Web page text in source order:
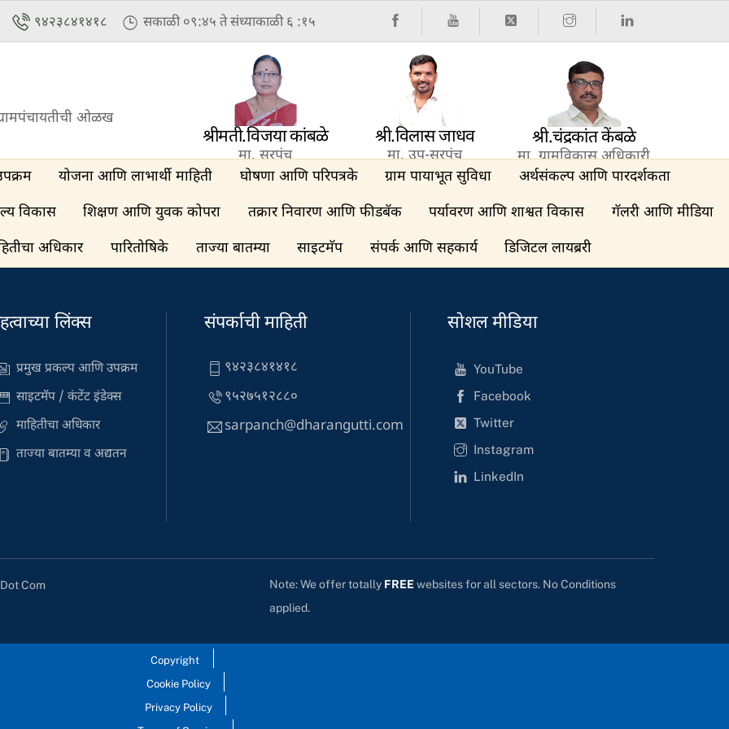
९४२३८४१४१८ सकाळी ०९:४५ ते संध्याकाळी ६ :१५
ओळख
श्रीमती.विजया कांबळे
मा. सरपंच
श्री.विलास जाधव
मा. उप-सरपंच
श्री.चंद्रकांत केंबळे
मा. ग्रामविकास अधिकारी
योजना आणि लाभार्थी माहिती घोषणा आणि परिपत्रके ग्राम पायाभूत सुविधा
अर्थसंकल्प आणि पारदर्शकता
विकास
शिक्षण आणि युवक कोपरा तक्रार निवारण आणि फीडबॅक पर्यावरण आणि शाश्वत विकास
गॅलरी आणि मीडिया
अधिकार
पारितोषिके ताज्या बातम्या साइटमॅप संपर्क आणि सहकार्य डिजिटल लायब्ररी
लिंक्स
प्रमुख प्रकल्प आणि उपक्रम
साइटमॅप / कंटेंट इंडेक्स
माहितीचा अधिकार
ताज्या बातम्या व अद्यतन
संपर्काची माहिती
९४२३८४१४१८
९५२७५१२८८०
sarpanch@dharangutti.com
सोशल मीडिया
YouTube
Facebook
Twitter
Instagram
LinkedIn
Com Note: We offer totally FREE websites for all sectors. No Conditions
applied.
Copyright
Cookie Policy
Privacy Policy